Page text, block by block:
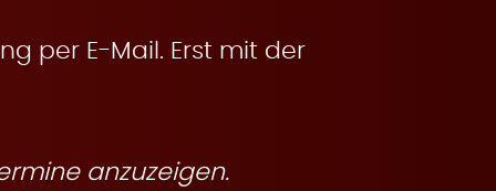
per E-Mail. Erst mit der
anzuzeigen.